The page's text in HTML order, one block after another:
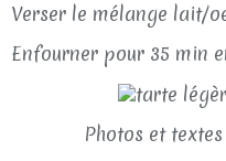
Verser le mélange lait/
Enfourner pour 35 min
Photos et